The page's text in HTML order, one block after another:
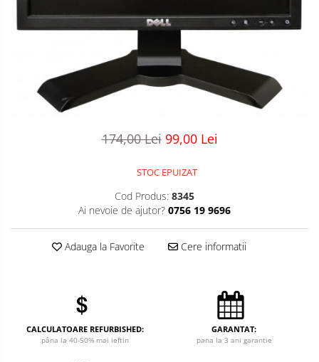
174,00 Lei 99,00 Lei
STOC EPUIZAT
Cod Produs: 8345
Ai nevoie de ajutor? 0756 19 9696
Adauga la Favorite Cere informatii
CALCULATOARE REFURBISHED:
pâna la 40-50% mai ieftin
GARANTAT:
pana la 3 ani garantie